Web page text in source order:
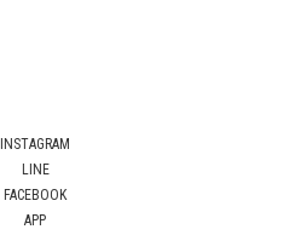
INSTAGRAM
LINE
FACEBOOK
APP